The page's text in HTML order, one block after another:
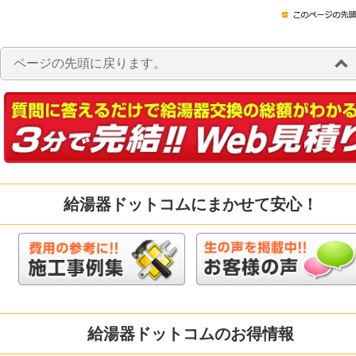
ページの先頭に戻ります。
給湯器ドットコムにまかせて安心！
給湯器ドットコムのお得情報